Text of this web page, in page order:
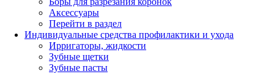
Аксессуары
Перейти в раздел
Индивидуальные средства профилактики и ухода
Ирригаторы, жидкости
Зубные щетки
Зубные пасты